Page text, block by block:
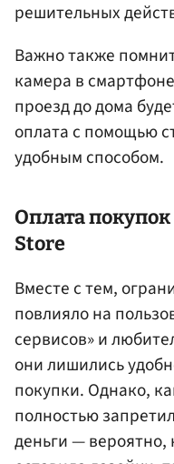
решительных
Важно также
камера в
проезд до дома
оплата с помощью
удобным способом.
Оплата
Store
Вместе с тем,
повлияло на
сервисов» и
они лишились
покупки. Однако,
полностью
деньги —